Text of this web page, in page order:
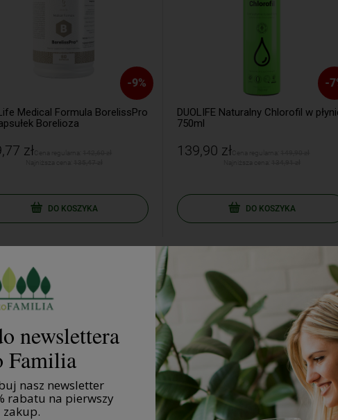
- 9%
Medical Formula BorelissPro
Borelioza
złCena regularna:
DO KOSZYKA
- 7%
DUOLIFE Naturalny Chlorofil w płynie
750ml
139,90 złCena regularna:
DO KOSZYKA
newslettera
Familia
nasz newsletter
rabatu na pierwszy
zakup.